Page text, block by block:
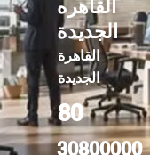
القاهره
الجديدة
القاهرة
الجديدة
80
30800000